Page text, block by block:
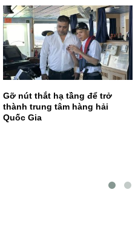
Gỡ nút thắt hạ tầng để trở
thành trung tâm hàng hải
Quốc Gia